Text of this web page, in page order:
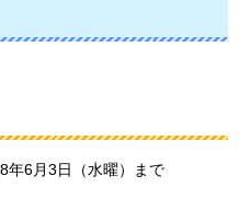
年6月3日（水曜）まで